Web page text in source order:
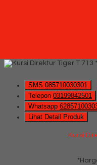
SMS 085710030301
Telepon 03199842501
Whatsapp
Lihat Detail Produk
Kursi